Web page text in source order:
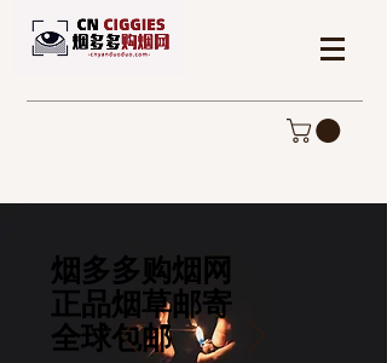
​​烟多多购烟网
正品烟草邮寄
​全球包邮